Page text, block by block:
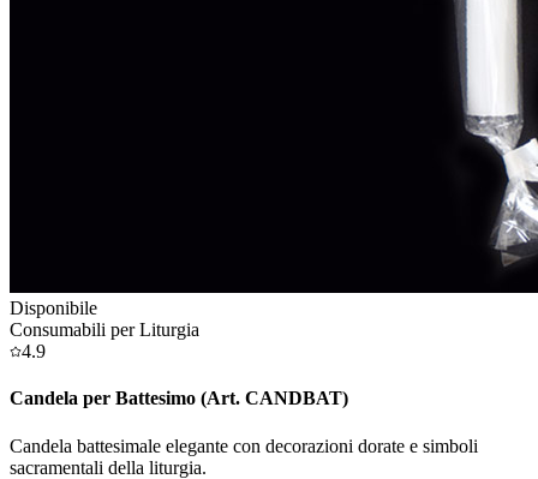
Disponibile
Consumabili per Liturgia
4.9
Candela per Battesimo (Art. CANDBAT)
Candela battesimale elegante con decorazioni dorate e simboli
sacramentali della liturgia.